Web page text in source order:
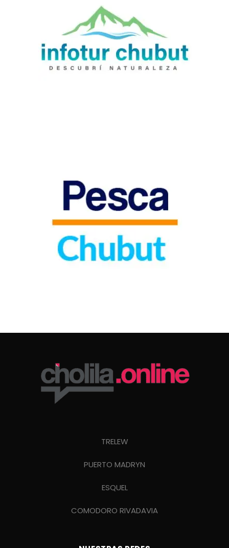
TRELEW
PUERTO MADRYN
ESQUEL
COMODORO RIVADAVIA